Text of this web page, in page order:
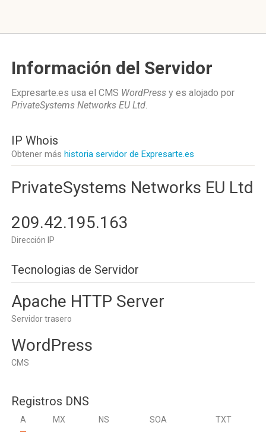
Información del Servidor
Expresarte.es usa el CMS WordPress y es alojado por
PrivateSystems Networks EU Ltd.
IP Whois
Obtener más historia servidor de Expresarte.es
PrivateSystems Networks EU Ltd
209.42.195.163
Dirección IP
Tecnologias de Servidor
Apache HTTP Server
Servidor trasero
WordPress
CMS
Registros DNS
A MX NS SOA TXT